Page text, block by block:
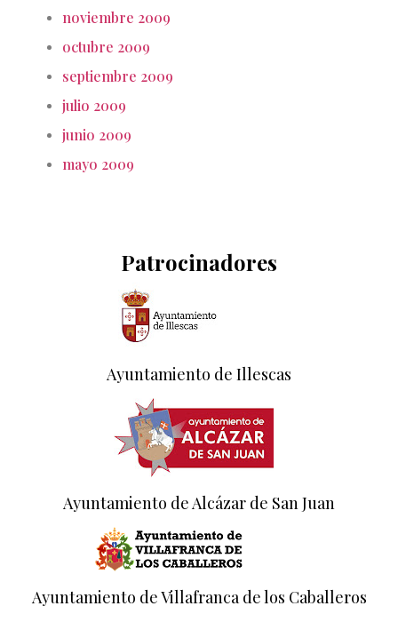
noviembre 2009
octubre 2009
septiembre 2009
julio 2009
junio 2009
mayo 2009
Patrocinadores
Ayuntamiento de Illescas
Ayuntamiento de Alcázar de San Juan
Ayuntamiento de Villafranca de los Caballeros